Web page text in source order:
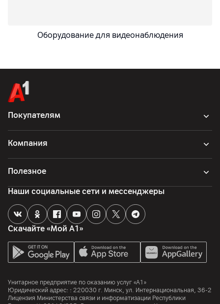
Оборудование для видеонаблюдения
Покупателям
Компания
Полезное
Скачайте «Мой А1»
Наши социальные сети и мессенджеры
Унитарное предприятие по оказанию услуг «А1»
Юридический адрес: : 220030 г. Минск, ул. Интернациональная, 36-2
Лицензия Министерства связи и информатизации Республики